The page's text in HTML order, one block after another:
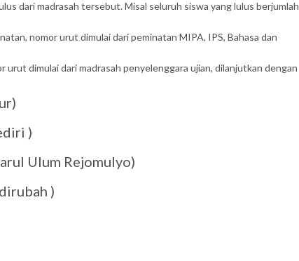
dari madrasah tersebut. Misal seluruh siswa yang lulus berjumlah
nomor urut dimulai dari peminatan MIPA, IPS, Bahasa dan
urut dimulai dari madrasah penyelenggara ujian, dilanjutkan dengan
)
Ulum Rejomulyo)
)